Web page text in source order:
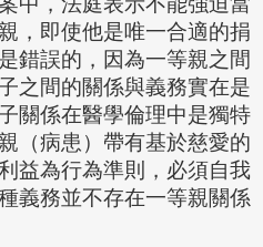
，即使他是唯一合適的捐
錯誤的，因為一等親之間
之間的關係與義務實在是
關係在醫學倫理中是獨特
（病患）帶有基於慈愛的
益為行為準則，必須自我
義務並不存在一等親關係